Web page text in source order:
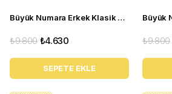
Büyük Numara Erkek Klasik Kundura - NV1945 Siyah Rugan
₺4.630
₺9.800
SEPETE EKLE
₺9.800